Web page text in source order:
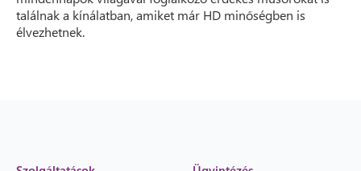
találnak a kínálatban, amiket már HD minőségben is
élvezhetnek.